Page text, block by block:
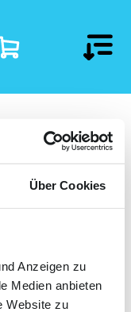
Über Cookies
Anzeigen zu
Medien anbieten
Website zu